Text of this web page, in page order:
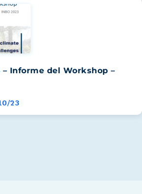
– Informe del Workshop –
23